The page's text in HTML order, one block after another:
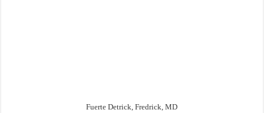
Fuerte Detrick, Fredrick, MD